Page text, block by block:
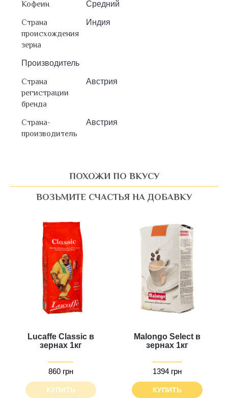
Кофеин Средний
Страна
происхождения
зерна
Индия
Производитель
Страна
регистрации
бренда
Австрия
Страна-
производитель
Австрия
ПОХОЖИ ПО ВКУСУ
ВОЗЬМИТЕ СЧАСТЬЯ НА ДОБАВКУ
Lucaffe Classic в
зернах 1кг
860 грн
КУПИТЬ
Malongo Select в
зернах 1кг
1394 грн
КУПИТЬ